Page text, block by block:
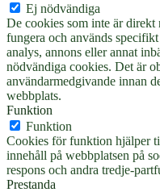
Ej nödvändiga
De cookies som inte är direkt
fungera och används
analys, annons eller annat
nödvändiga cookies. Det är
användarmedgivande innan
webbplats.
Funktion
Funktion
Cookies för funktion hjälper
innehåll på webbplatsen på
respons och andra tredje-
Prestanda